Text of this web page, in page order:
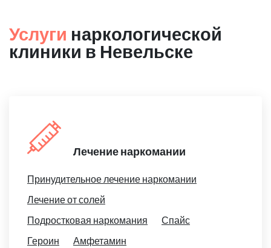
Услуги наркологической
клиники в Невельске
Лечение наркомании
Принудительное лечение наркомании
Лечение от солей
Подростковая наркомания
Спайс
Героин
Амфетамин